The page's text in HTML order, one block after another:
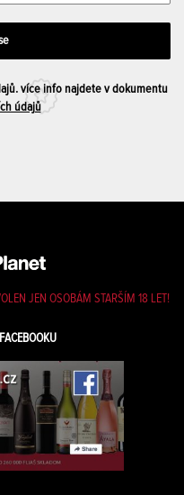
více info najdete v dokumentu
údajů
JEN OSOBÁM STARŠÍM 18 LET!